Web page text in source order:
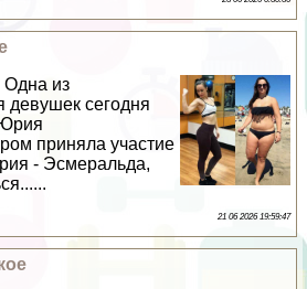
Одна из
дeвyшек сегодня
приняла участие
- Эсмеральда,
21 06 2026 19:59:47